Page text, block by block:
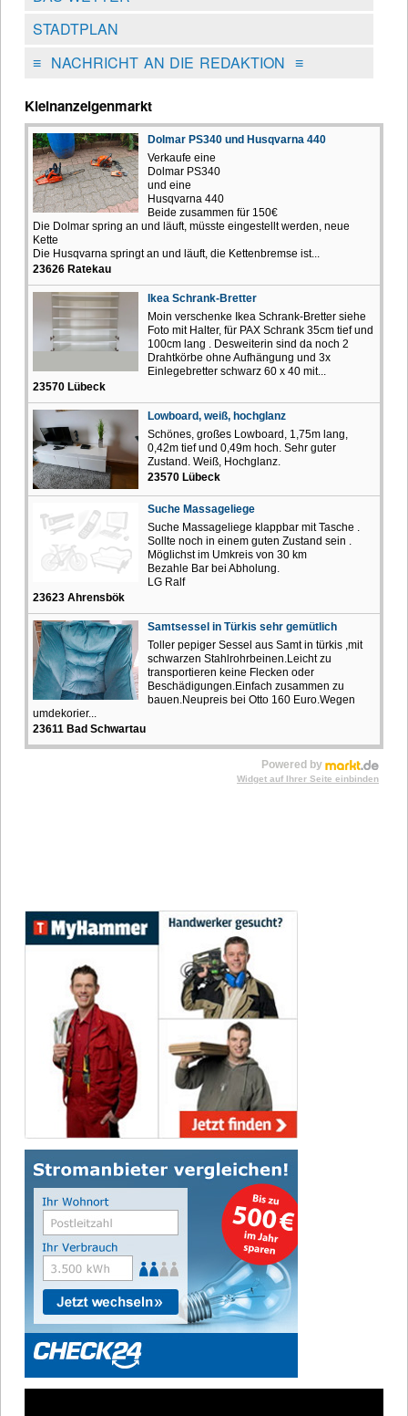
STADTPLAN
≡NACHRICHT AN DIE REDAKTION ≡
Kleinanzeigenmarkt
Dolmar PS340 und Husqvarna 440
Verkaufe eine
Dolmar PS340
und eine
Husqvarna 440
Beide zusammen für 150€
Die Dolmar spring an und läuft, müsste eingestellt werden, neue
Kette
Die Husqvarna springt an und läuft, die Kettenbremse ist...
23626 Ratekau
Ikea Schrank-Bretter
Moin verschenke Ikea Schrank-Bretter siehe
Foto mit Halter, für PAX Schrank 35cm tief und
100cm lang . Desweiterin sind da noch 2
Drahtkörbe ohne Aufhängung und 3x
Einlegebretter schwarz 60 x 40 mit...
23570 Lübeck
Lowboard, weiß, hochglanz
Schönes, großes Lowboard, 1,75m lang,
0,42m tief und 0,49m hoch. Sehr guter
Zustand. Weiß, Hochglanz.
23570 Lübeck
Suche Massageliege
Suche Massageliege klappbar mit Tasche .
Sollte noch in einem guten Zustand sein .
Möglichst im Umkreis von 30 km
Bezahle Bar bei Abholung.
LG Ralf
23623 Ahrensbök
Samtsessel in Türkis sehr gemütlich
Toller pepiger Sessel aus Samt in türkis ,mit
schwarzen Stahlrohrbeinen.Leicht zu
transportieren keine Flecken oder
Beschädigungen.Einfach zusammen zu
bauen.Neupreis bei Otto 160 Euro.Wegen
umdekorier...
23611 Bad Schwartau
Powered by
Widget auf Ihrer Seite einbinden